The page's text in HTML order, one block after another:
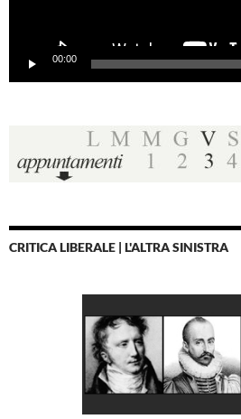
00:00
CRITICA LIBERALE | L'ALTRA SINISTRA